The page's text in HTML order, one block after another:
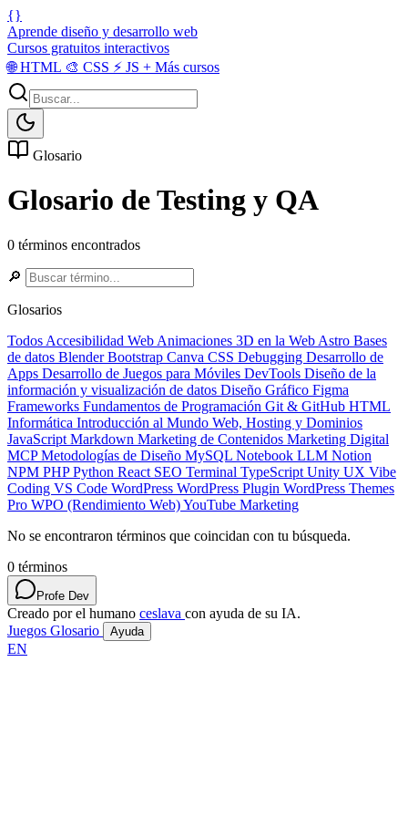
{}
Aprende diseño y desarrollo web
Cursos gratuitos interactivos
🌐HTML 🎨 CSS ⚡ JS + Más cursos
Glosario
Glosario de Testing y QA
0 términos encontrados
🔎
Glosarios
Todos Accesibilidad Web Animaciones 3D en la Web Astro Bases
de datos BlenderBootstrap Canva CSS Debugging Desarrollo de
Apps Desarrollo de Juegos para Móviles DevTools Diseño de la
información y visualización de datos Diseño Gráfico Figma
Frameworks Fundamentos de Programación Git & GitHub HTML
Informática Introducción al Mundo Web, Hosting y Dominios
JavaScript Markdown Marketing de Contenidos Marketing Digital
MCPMetodologías de Diseño MySQL Notebook LLM Notion
NPM PHPPython React SEO Terminal TypeScript Unity UX Vibe
Coding VS Code WordPress WordPress Plugin WordPress Themes
Pro WPO (Rendimiento Web)YouTube Marketing
No se encontraron términos que coincidan con tu búsqueda.
0 términos
Profe Dev
Creado por el humano ceslava con ayuda de su IA.
Juegos Glosario Ayuda
EN